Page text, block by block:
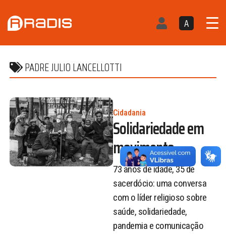
A
PADRE JULIO LANCELLOTTI
Cidadania
Solidariedade em
movimento
73 anos de idade, 35 de
sacerdócio: uma conversa
com o líder religioso sobre
saúde, solidariedade,
pandemia e comunicação